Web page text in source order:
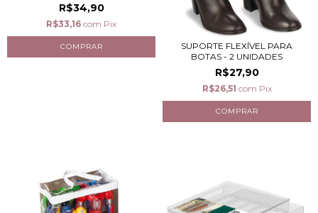
R$34,90
R$33,16 com Pix
SUPORTE FLEXÍVEL PARA
BOTAS - 2 UNIDADES
R$27,90
R$26,51 com Pix